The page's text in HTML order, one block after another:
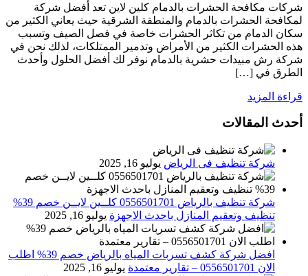
شركات مكافحة الحشرات بالدمام كلين لاين تعد أفضل شركة
لمكافحة الحشرات بالدمام والمنطقة الشرقية حيث يعاني الكثير من
سكان الدمام من تكاثر الحشرات خاصة في فصل الصيف وتسبب
هذه الحشرات الكثير من الأمراض وتدمير الممتلكات، لذلك نحن في
شركة رش مبيدات حشرية بالدمام نوفر لك أفضل الحلول وأحدث
الطرق في […]
قراءة المزيد
أحدث المقالات
شركة تنظيف فى الرياض يوليو 16, 2025
شركة تنظيف بالرياض 0556501701 كلــين لايــن خصم 39%
تنظيف وتعقيم المنازل باحدث الاجهزة يوليو 16, 2025
افضل شركة كشف تسربات المياه بالرياض خصم 39% اطلب
الان 0556501701‬‏ – تقارير معتمدة
يوليو 16, 2025